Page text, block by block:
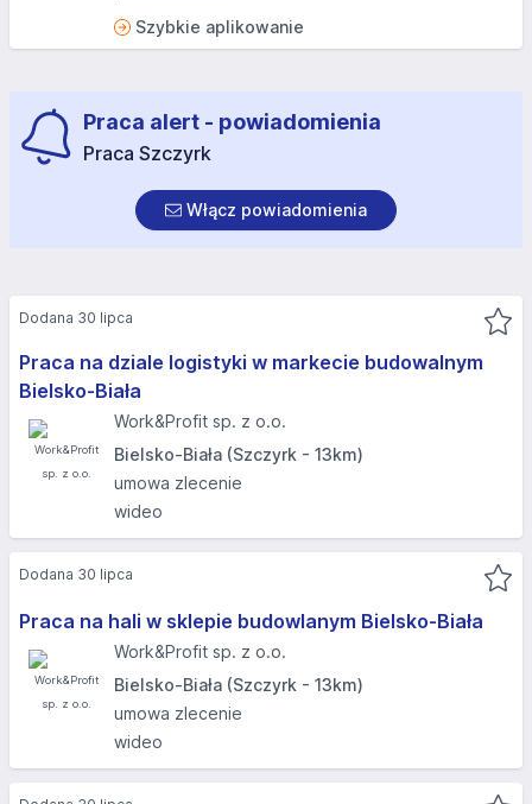
Szybkie aplikowanie
Praca alert - powiadomienia
Praca Szczyrk
Włącz powiadomienia
Praca na dziale logistyki w markecie budowalnym
Bielsko-Biała
Work&Profit sp. z o.o.
Bielsko-Biała (Szczyrk - 13km)
umowa zlecenie
wideo
Dodana 30 lipca
Praca na hali w sklepie budowlanym Bielsko-Biała
Work&Profit sp. z o.o.
Bielsko-Biała (Szczyrk - 13km)
umowa zlecenie
wideo
Dodana 30 lipca